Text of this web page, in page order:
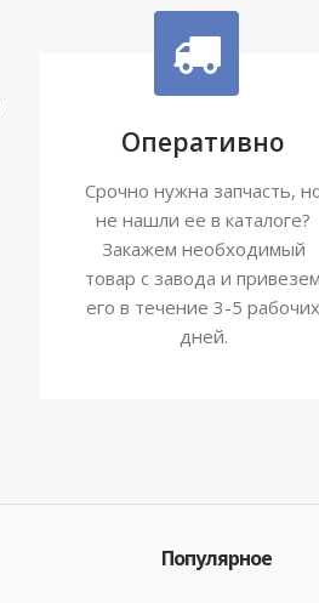
Оперативно
Срочно нужна запчасть,
не нашли ее в каталоге?
Закажем необходимый
товар с завода и привезем
его в течение 3-5 рабочих
дней.
Популярное